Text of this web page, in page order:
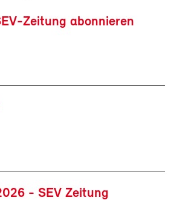
Zeitung abonnieren
- SEV Zeitung